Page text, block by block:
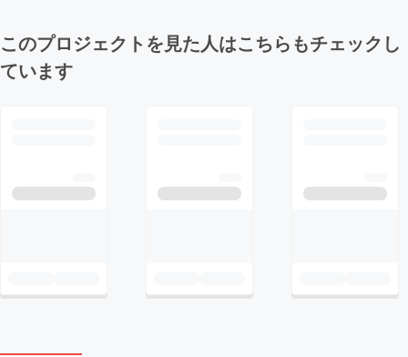
このプロジェクトを見た人はこちらもチェックし
ています